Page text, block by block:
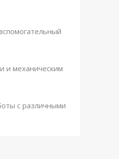
и механическим
с различными